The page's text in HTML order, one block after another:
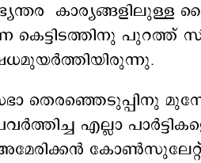
കാര്യങ്ങളിലുള്ള
കെട്ടിടത്തിനു പുറത്ത്
തെരഞ്ഞെടുപ്പിനു
എല്ലാ
അമേരിക്കൻ